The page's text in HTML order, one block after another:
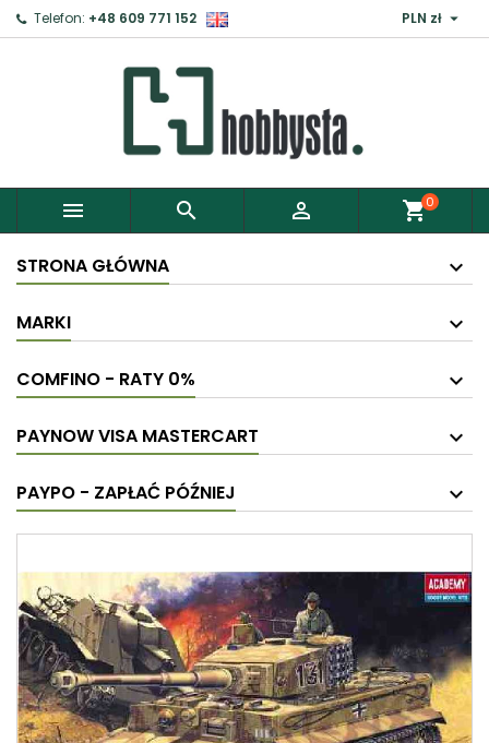
Telefon: +48 609 771 152 PLN zł 
   shopping_cart0
STRONA GŁÓWNA
MARKI
COMFINO - RATY 0%
PAYNOW VISA MASTERCART
PAYPO - ZAPŁAĆ PÓŹNIEJ